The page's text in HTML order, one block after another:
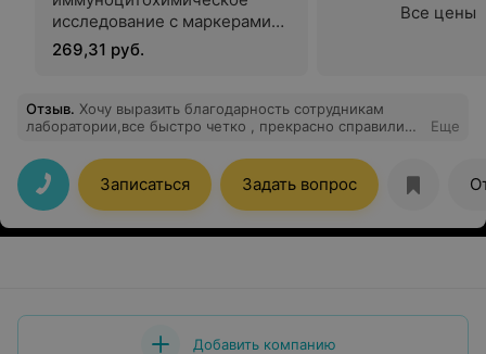
исследование c маркерами
p16INK4a и Ki-67 для
подтверждения дисплазии в
матки
269,31 руб.
Все цены
Отзыв. Хочу выразить благодарность сотрудникам
лаборатории,все быстро четко , прекрасно справились
бонус кофе
Еще
Записаться Задать вопрос
Добавить компанию